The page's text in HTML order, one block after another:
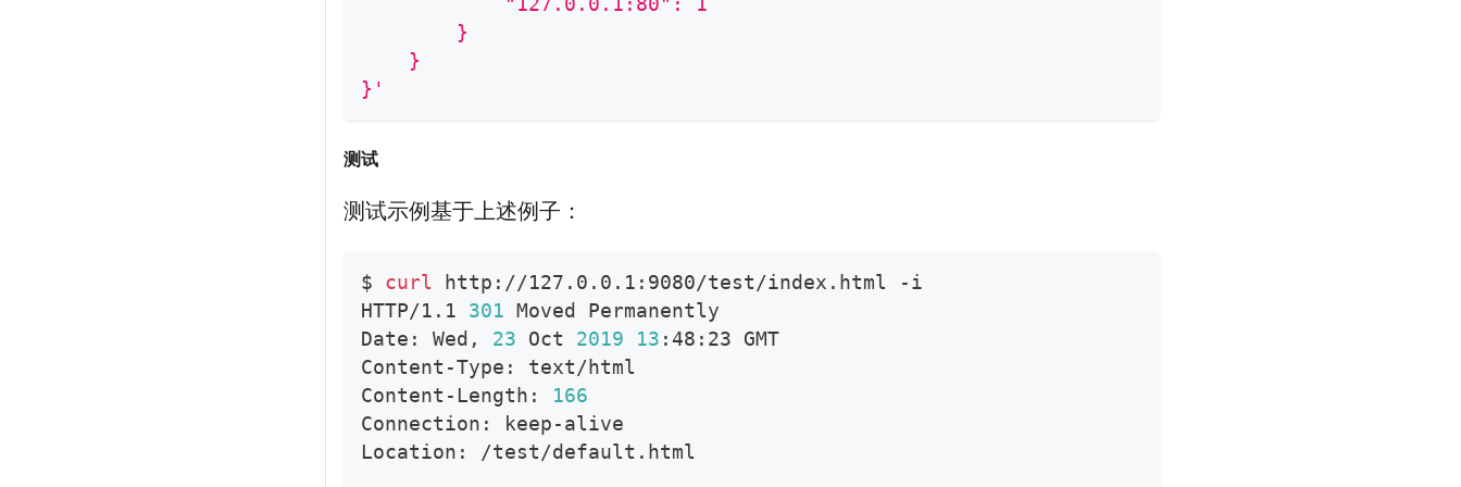
        }
    }
}'
测试
测试示例基于上述例子：
$ curl http://127.0.0.1:9080/test/index.html -i
HTTP/1.1 301 Moved Permanently
Date: Wed, 23 Oct 2019 13 :48:23 GMT
Content-Type: text/html
Content-Length: 166
Connection: keep-alive
Location: /test/default.html